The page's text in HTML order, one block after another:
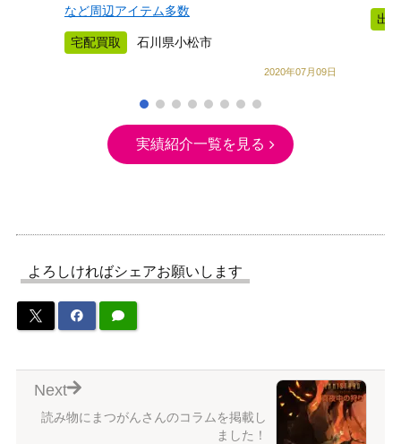
など周辺アイテム多数
宅配買取 石川県小松市
2020年07月09日
出
実績紹介一覧を見る
よろしければシェアお願いします
読み物にまつがんさんのコラムを掲載し
ました！
Next